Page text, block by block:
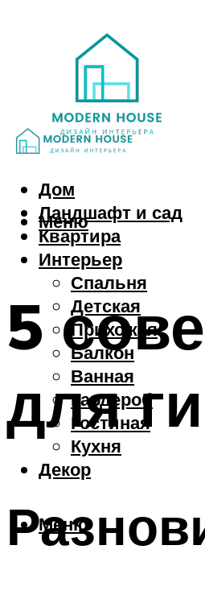
Дом
Ландшафт и сад
Квартира
Интерьер
Спальня
Детская
Прихожая
Балкон
Ванная
Гардероб
Гостиная
Кухня
Декор
Меню
Меню
5
для